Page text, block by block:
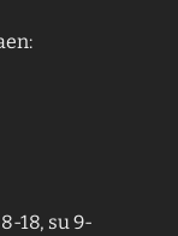
18, su 9-